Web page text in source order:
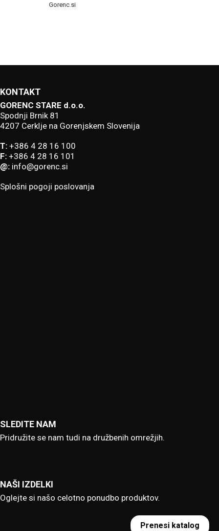
KONTAKT
GORENC STARE d.o.o.
Spodnji Brnik 81
4207 Cerklje na Gorenjskem Slovenija
T: +386 4 28 16 100
F: +386 4 28 16 101
@: info@gorenc.si
Splošni pogoji poslovanja
SLEDITE NAM
Pridružite se nam tudi na družbenih omrežjih.
NAŠI IZDELKI
Oglejte si našo celotno ponudbo produktov.
Prenesi katalog